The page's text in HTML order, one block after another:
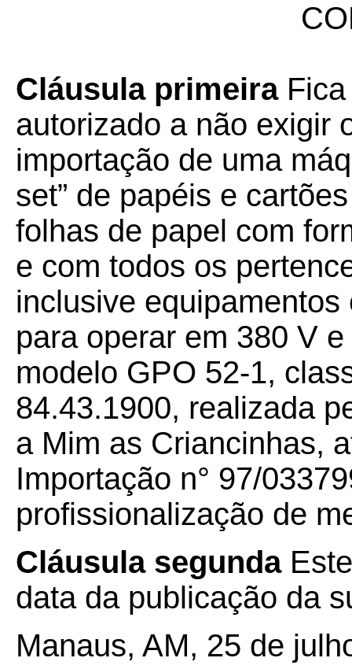
Cláusula primeira
autorizado a não exigir
importação de uma
set” de papéis e
folhas de papel com
e com todos os
inclusive
para operar em 380 V
modelo GPO 52-1,
84.43.1900, realizada
a Mim as Criancinhas,
Importação n° 97/
profissionalização de
Cláusula segunda
data da publicação da
Manaus, AM, 25 de